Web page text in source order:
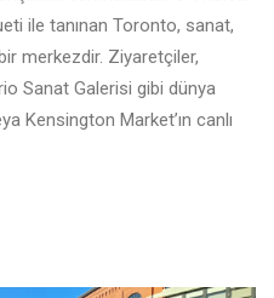
ile tanınan Toronto, sanat,
merkezdir. Ziyaretçiler,
Sanat Galerisi gibi dünya
Kensington Market’ın canlı